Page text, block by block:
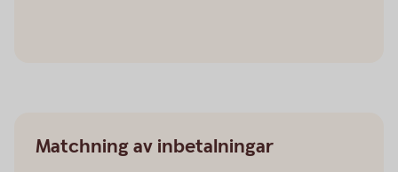
Matchning av inbetalningar